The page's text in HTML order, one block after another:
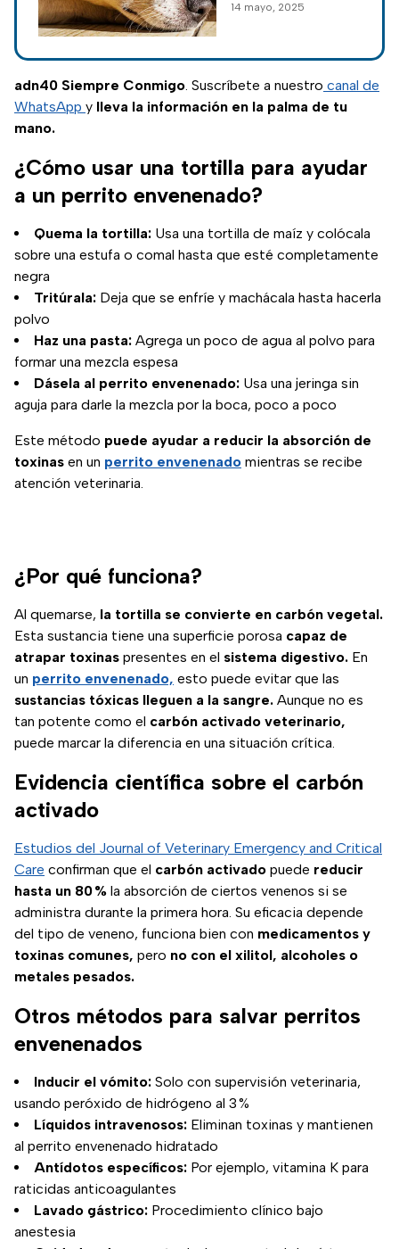
temperaturas, y aquí
algunas
recomendaciones
para que cuides a tu
14 mayo, 2025
adn40 Siempre Conmigo. Suscríbete a nuestro canal de
WhatsApp y lleva la información en la palma de tu
mano.
¿Cómo usar una tortilla para ayudar
a un perrito envenenado?
Quema la tortilla: Usa una tortilla de maíz y colócala
sobre una estufa o comal hasta que esté completamente
negra
Tritúrala: Deja que se enfríe y machácala hasta hacerla
polvo
Haz una pasta: Agrega un poco de agua al polvo para
formar una mezcla espesa
Dásela al perrito envenenado: Usa una jeringa sin
aguja para darle la mezcla por la boca, poco a poco
Este método puede ayudar a reducir la absorción de
toxinas en un perrito envenenado mientras se recibe
atención veterinaria.
¿Por qué funciona?
Al quemarse, la tortilla se convierte en carbón vegetal.
Esta sustancia tiene una superficie porosa capaz de
atrapar toxinas presentes en el sistema digestivo. En
un perrito envenenado, esto puede evitar que las
sustancias tóxicas lleguen a la sangre. Aunque no es
tan potente como el carbón activado veterinario,
puede marcar la diferencia en una situación crítica.
Evidencia científica sobre el carbón
activado
Estudios del Journal of Veterinary Emergency and Critical
Care confirman que el carbón activado puede reducir
hasta un 80 % la absorción de ciertos venenos si se
administra durante la primera hora. Su eficacia depende
del tipo de veneno, funciona bien con medicamentos y
toxinas comunes, pero no con el xilitol, alcoholes o
metales pesados.
Otros métodos para salvar perritos
envenenados
Inducir el vómito: Solo con supervisión veterinaria,
usando peróxido de hidrógeno al 3 %
Líquidos intravenosos: Eliminan toxinas y mantienen
al perrito envenenado hidratado
Antídotos específicos: Por ejemplo, vitamina K para
raticidas anticoagulantes
Lavado gástrico: Procedimiento clínico bajo
anestesia